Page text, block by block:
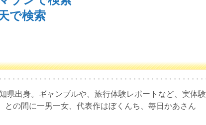
で検索
県出身。ギャンブルや、旅行体験レポートなど、実体験
の間に一男一女、代表作はぼくんち、毎日かあさん